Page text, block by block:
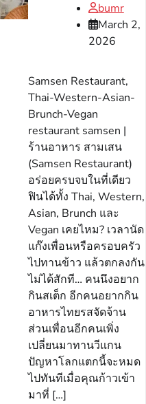
bumr
March 2,
2026
Samsen Restaurant,
Thai-Western-Asian-
Brunch-Vegan
restaurant samsen |
ร้านอาหาร สามเสน
(Samsen Restaurant)
อร่อยครบจบในที่เดียว
ฟินได้ทั้ง Thai, Western,
Asian, Brunch และ
Vegan เคยไหม? เวลานัด
แก๊งเพื่อนหรือครอบครัว
ไปทานข้าว แล้วตกลงกัน
ไม่ได้สักที… คนนึงอยาก
กินสเต็ก อีกคนอยากกิน
อาหารไทยรสจัดจ้าน
ส่วนเพื่อนอีกคนเพิ่ง
เปลี่ยนมาทานวีแกน
ปัญหาโลกแตกนี้จะหมด
ไปทันทีเมื่อคุณก้าวเข้า
มาที่ […]